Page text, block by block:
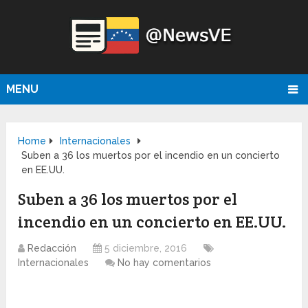
MENU
Home
Internacionales
Suben a 36 los muertos por el incendio en un concierto
en EE.UU.
Suben a 36 los muertos por el
incendio en un concierto en EE.UU.
Redacción
5 diciembre, 2016
Internacionales
No hay comentarios